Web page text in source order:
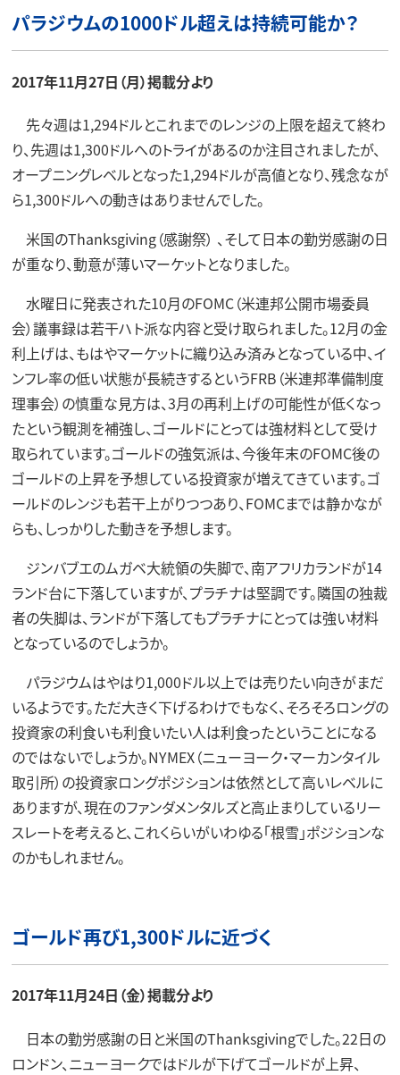
パラジウムの1000ドル超えは持続可能か？
2017年11月27日（月）掲載分より
先々週は1,294ドルとこれまでのレンジの上限を超えて終わ
り、先週は1,300ドルへのトライがあるのか注目されましたが、
オープニングレベルとなった1,294ドルが高値となり、残念なが
ら1,300ドルへの動きはありませんでした。
米国のThanksgiving（感謝祭） 、そして日本の勤労感謝の日
が重なり、動意が薄いマーケットとなりました。
水曜日に発表された10月のFOMC（米連邦公開市場委員
会）議事録は若干ハト派な内容と受け取られました。12月の金
利上げは、もはやマーケットに織り込み済みとなっている中、イ
ンフレ率の低い状態が長続きするというFRB（米連邦準備制度
理事会）の慎重な見方は、3月の再利上げの可能性が低くなっ
たという観測を補強し、ゴールドにとっては強材料として受け
取られています。ゴールドの強気派は、今後年末のFOMC後の
ゴールドの上昇を予想している投資家が増えてきています。ゴ
ールドのレンジも若干上がりつつあり、FOMCまでは静かなが
らも、しっかりした動きを予想します。
ジンバブエのムガベ大統領の失脚で、南アフリカランドが14
ランド台に下落していますが、プラチナは堅調です。隣国の独裁
者の失脚は、ランドが下落してもプラチナにとっては強い材料
となっているのでしょうか。
パラジウムはやはり1,000ドル以上では売りたい向きがまだ
いるようです。ただ大きく下げるわけでもなく、そろそろロングの
投資家の利食いも利食いたい人は利食ったということになる
のではないでしょうか。NYMEX（ニューヨーク・マーカンタイル
取引所）の投資家ロングポジションは依然として高いレベルに
ありますが、現在のファンダメンタルズと高止まりしているリー
スレートを考えると、これくらいがいわゆる「根雪」ポジションな
のかもしれません。
ゴールド再び1,300ドルに近づく
2017年11月24日（金）掲載分より
日本の勤労感謝の日と米国のThanksgivingでした。22日の
ロンドン、ニューヨークではドルが下げてゴールドが上昇、